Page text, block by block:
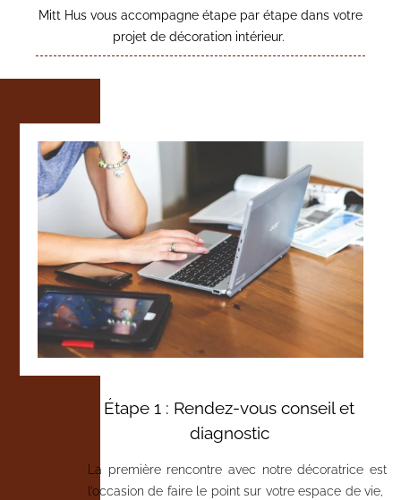
Mitt Hus vous accompagne étape par étape dans votre
projet de décoration intérieur.
Étape 1 : Rendez-vous conseil et
diagnostic
La première rencontre avec notre décoratrice est
l’occasion de faire le point sur votre espace de vie,